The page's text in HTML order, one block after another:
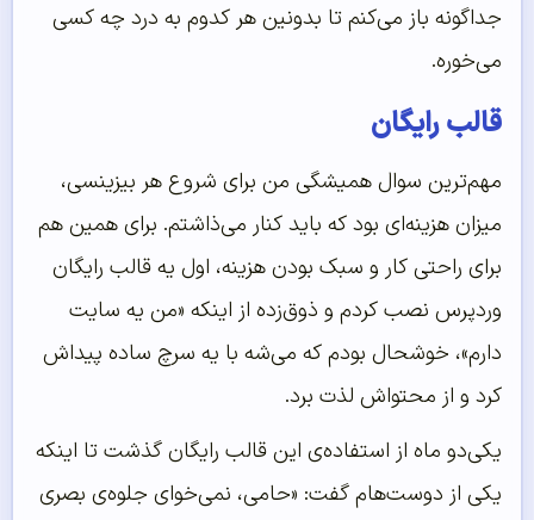
جداگونه باز می‌کنم تا بدونین هر کدوم به درد چه کسی
می‌خوره.
قالب رایگان
مهم‌ترین سوال همیشگی من برای شروع هر بیزینسی،
میزان هزینه‌ای بود که باید کنار می‌ذاشتم. برای همین هم
برای راحتی کار و سبک بودن هزینه، اول یه قالب رایگان
وردپرس نصب کردم و ذوق‌زده از اینکه «من یه سایت
دارم»، خوشحال بودم که می‌شه با یه سرچ ساده پیداش
کرد و از محتواش لذت برد.
یکی‌دو ماه از استفاده‌ی این قالب رایگان گذشت تا اینکه
یکی از دوست‌هام گفت: «حامی، نمی‌خوای جلوه‌ی بصری